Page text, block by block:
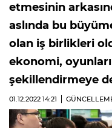
etmesinin
aslında bu
olan iş birlikleri
ekonomi,
şekillendirmeye
01.12.2022 14:21